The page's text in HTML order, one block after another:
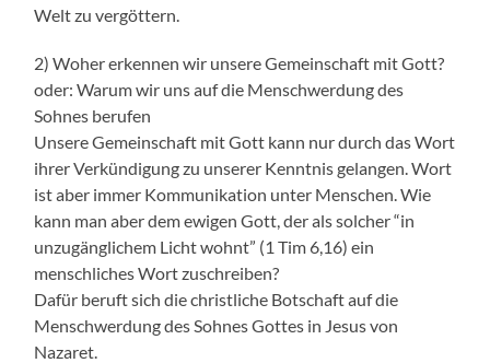
Welt zu vergöttern.
2) Woher erkennen wir unsere Gemeinschaft mit Gott?
oder: Warum wir uns auf die Menschwerdung des
Sohnes berufen
Unsere Gemeinschaft mit Gott kann nur durch das Wort
ihrer Verkündigung zu unserer Kenntnis gelangen. Wort
ist aber immer Kommunikation unter Menschen. Wie
kann man aber dem ewigen Gott, der als solcher “in
unzugänglichem Licht wohnt” (1 Tim 6,16) ein
menschliches Wort zuschreiben?
Dafür beruft sich die christliche Botschaft auf die
Menschwerdung des Sohnes Gottes in Jesus von
Nazaret.